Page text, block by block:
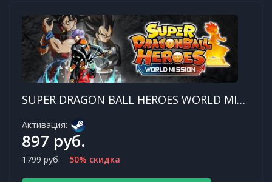
SUPER DRAGON BALL HEROES WORLD MISSION
Активация:
897 руб.
1799 руб. 50% скидка